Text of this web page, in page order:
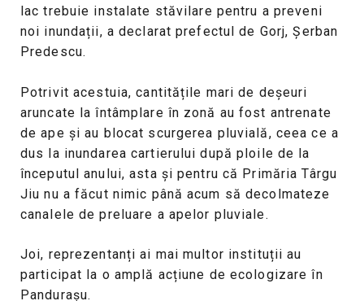
lac trebuie instalate stăvilare pentru a preveni
noi inundații, a declarat prefectul de Gorj, Șerban
Predescu.
Potrivit acestuia, cantitățile mari de deșeuri
aruncate la întâmplare în zonă au fost antrenate
de ape și au blocat scurgerea pluvială, ceea ce a
dus la inundarea cartierului după ploile de la
începutul anului, asta și pentru că Primăria Târgu
Jiu nu a făcut nimic până acum să decolmateze
canalele de preluare a apelor pluviale.
Joi, reprezentanți ai mai multor instituții au
participat la o amplă acțiune de ecologizare în
Pandurașu.